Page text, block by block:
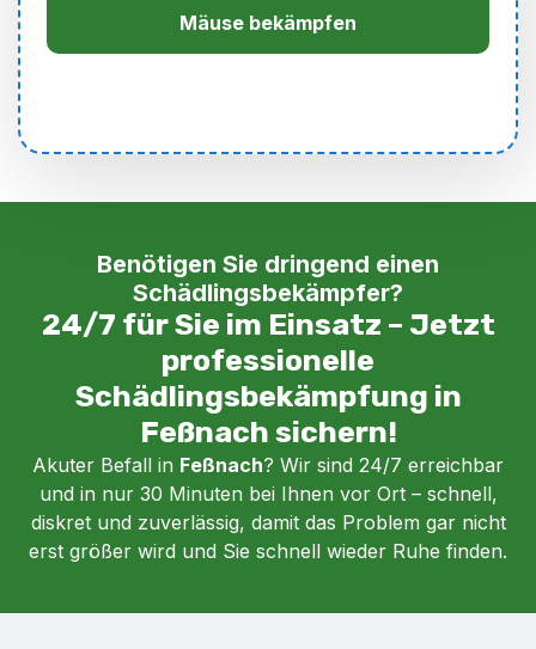
Mäuse bekämpfen
Benötigen Sie dringend einen
Schädlingsbekämpfer?
24/7 für Sie im Einsatz – Jetzt
professionelle
Schädlingsbekämpfung in
Feßnach sichern!
Akuter Befall in Feßnach? Wir sind 24/7 erreichbar
und in nur 30 Minuten bei Ihnen vor Ort – schnell,
diskret und zuverlässig, damit das Problem gar nicht
erst größer wird und Sie schnell wieder Ruhe finden.